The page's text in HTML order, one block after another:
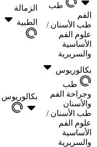
طب
الفم
طب الأسنان /
علوم الفم
الأساسية
والسريرية
الزمالة
الطبية
بكالوريوس
طب
وجراحة الفم
والأسنان
طب الأسنان /
علوم الفم
الأساسية
والسريرية
بكالوريوس